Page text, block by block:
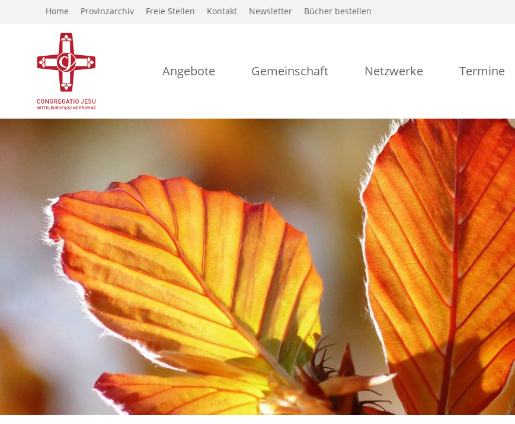
Home Provinzarchiv Freie Stellen Kontakt Newsletter Bücher bestellen
Angebote Gemeinschaft Netzwerke Termine